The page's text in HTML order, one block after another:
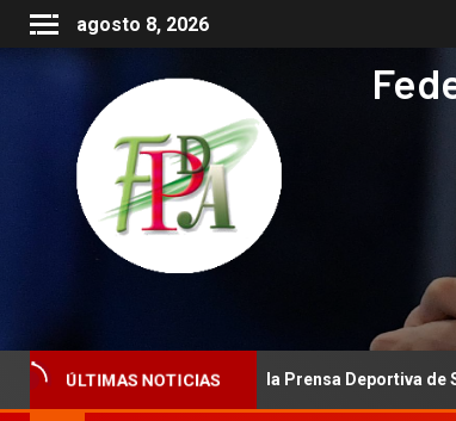
agosto 8, 2026
ÚLTIMAS NOTICIAS
la Asociación de la Prensa Deportiva de Sevilla a la